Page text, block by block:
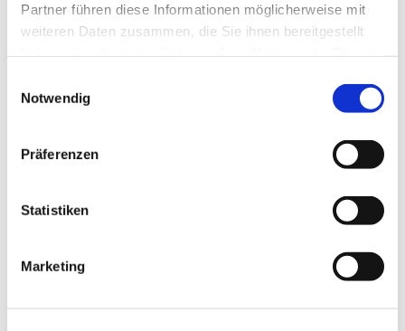
Partner führen diese Informationen möglicherweise mit
weiteren Daten zusammen, die Sie ihnen bereitgestellt
Notwendig
Präferenzen
Statistiken
Marketing